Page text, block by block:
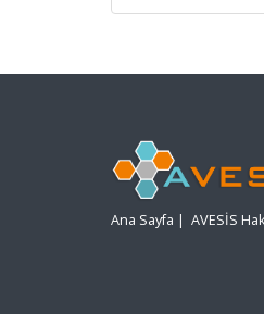
Ana Sayfa | AVESİS